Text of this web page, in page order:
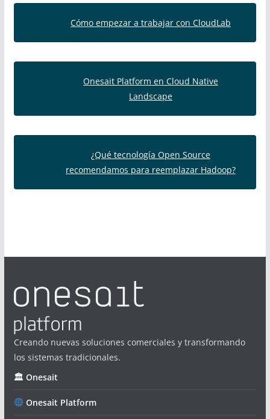
Cómo empezar a trabajar con CloudLab
Onesait Platform en Cloud Native
Landscape
¿Qué tecnología Open Source
recomendamos para reemplazar Hadoop?
Creando nuevas soluciones comerciales y transformando
los sistemas tradicionales.
🏛 Onesait
Onesait Platform